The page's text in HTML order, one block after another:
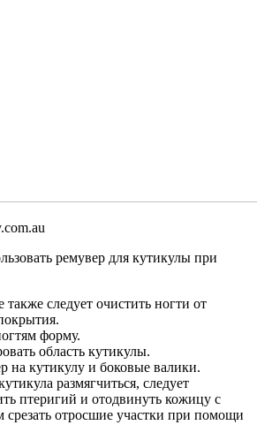
ремувер для кутикулы при
также следует очистить ногти от
форму.
область кутикулы.
на кутикулу и боковые валики.
размягчиться, следует
птеригий и отодвинуть кожицу с
срезать отросшие участки при помощи